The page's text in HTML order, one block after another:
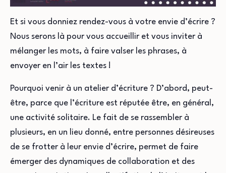
Et si vous donniez rendez-vous à votre envie d’écrire ?
Nous serons là pour vous accueillir et vous inviter à
mélanger les mots, à faire valser les phrases, à
envoyer en l’air les textes !
Pourquoi venir à un atelier d’écriture ? D’abord, peut-
être, parce que l’écriture est réputée être, en général,
une activité solitaire. Le fait de se rassembler à
plusieurs, en un lieu donné, entre personnes désireuses
de se frotter à leur envie d’écrire, permet de faire
émerger des dynamiques de collaboration et des